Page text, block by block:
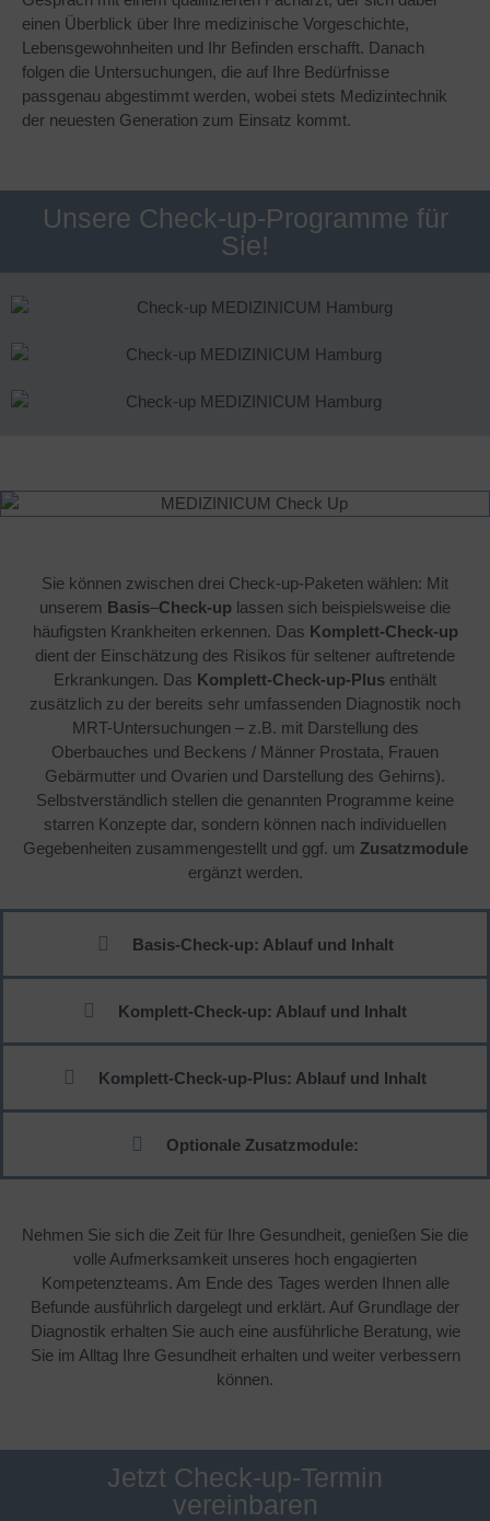
einen Überblick über Ihre medizinische Vorgeschichte,
Lebensgewohnheiten und Ihr Befinden erschafft. Danach
folgen die Untersuchungen, die auf Ihre Bedürfnisse
passgenau abgestimmt werden, wobei stets Medizintechnik
der neuesten Generation zum Einsatz kommt.
Unsere Check-up-Programme für
Sie!
Sie können zwischen drei Check-up-Paketen wählen: Mit
unserem Basis–Check-up lassen sich beispielsweise die
häufigsten Krankheiten erkennen. Das Komplett-Check-up
dient der Einschätzung des Risikos für seltener auftretende
Erkrankungen. Das Komplett-Check-up-Plus enthält
zusätzlich zu der bereits sehr umfassenden Diagnostik noch
MRT-Untersuchungen – z.B. mit Darstellung des
Oberbauches und Beckens / Männer Prostata, Frauen
Gebärmutter und Ovarien und Darstellung des Gehirns).
Selbstverständlich stellen die genannten Programme keine
starren Konzepte dar, sondern können nach individuellen
Gegebenheiten zusammengestellt und ggf. um Zusatzmodule
ergänzt werden.
Basis-Check-up: Ablauf und Inhalt
Komplett-Check-up: Ablauf und Inhalt
Komplett-Check-up-Plus: Ablauf und Inhalt
Optionale Zusatzmodule:
Nehmen Sie sich die Zeit für Ihre Gesundheit, genießen Sie die
volle Aufmerksamkeit unseres hoch engagierten
Kompetenzteams. Am Ende des Tages werden Ihnen alle
Befunde ausführlich dargelegt und erklärt. Auf Grundlage der
Diagnostik erhalten Sie auch eine ausführliche Beratung, wie
Sie im Alltag Ihre Gesundheit erhalten und weiter verbessern
können.
Jetzt Check-up-Termin
vereinbaren